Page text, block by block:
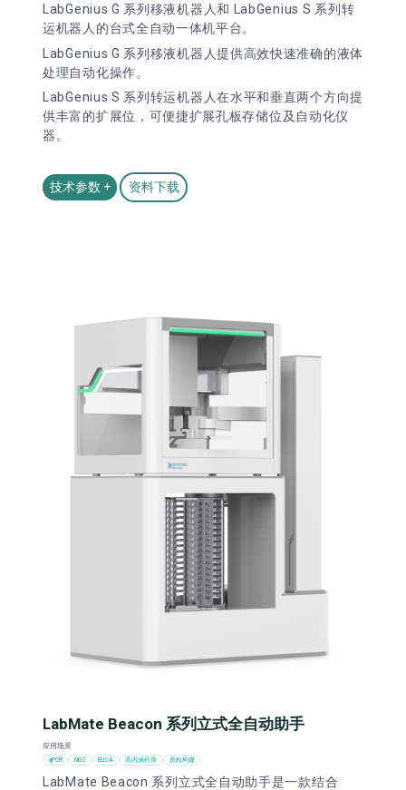
LabGenius G 系列移液机器人和 LabGenius S 系列转
运机器人的台式全自动一体机平台。
LabGenius G 系列移液机器人提供高效快速准确的液体
处理自动化操作。
LabGenius S 系列转运机器人在水平和垂直两个方向提
供丰富的扩展位，可便捷扩展孔板存储位及自动化仪
器。
技术参数 + 资料下载
LabMate Beacon 系列立式全自动助手
应用场景
qPCR NGS ELISA 高内涵药筛 质粒构建
LabMate Beacon 系列立式全自动助手是一款结合